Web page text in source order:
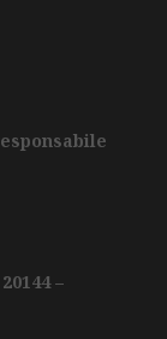
20144 –